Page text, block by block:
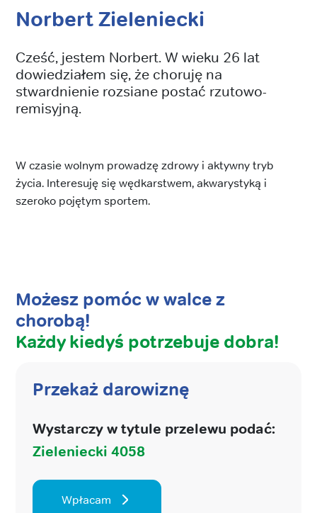
Norbert Zieleniecki
Cześć, jestem Norbert. W wieku 26 lat
dowiedziałem się, że choruję na
stwardnienie rozsiane postać rzutowo-
remisyjną.
W czasie wolnym prowadzę zdrowy i aktywny tryb
życia. Interesuję się wędkarstwem, akwarystyką i
szeroko pojętym sportem.
Możesz pomóc w walce z
chorobą!
Każdy kiedyś potrzebuje dobra!
Przekaż darowiznę
Wystarczy w tytule przelewu podać:
Zieleniecki 4058
Wpłacam